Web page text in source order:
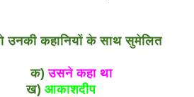
उनकी कहानियों के साथ सुमेलित
उसने कहा था
आकाशदीप